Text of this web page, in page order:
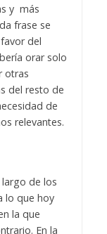
y más
frase se
del
orar solo
otras
del resto de
de
relevantes.
de los
lo que hoy
la que
En la